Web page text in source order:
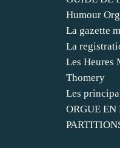
Humour
La gazette
La
Les Heures
Thomery
Les
ORGUE EN